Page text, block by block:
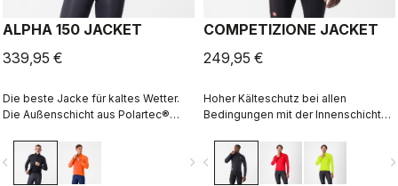
ALPHA 150 JACKET
339,95 €
Die beste Jacke für kaltes Wetter.
Die Außenschicht aus Polartec®
und ist gleichzeitig sehr
atmungsaktiv. Innen sorgt Polartec®
Alpha™ für Isolation.
navigate_next
COMPETIZIONE JACKET
249,95 €
Hoher Kälteschutz bei allen
Bedingungen mit der Innenschicht
Membran für Schutz vor Wind und
Regen sowie reflektierenden
Details, damit Sie gut gesehen
navigate_before